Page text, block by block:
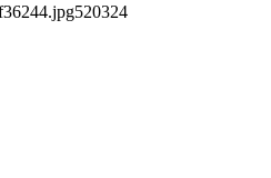
520324